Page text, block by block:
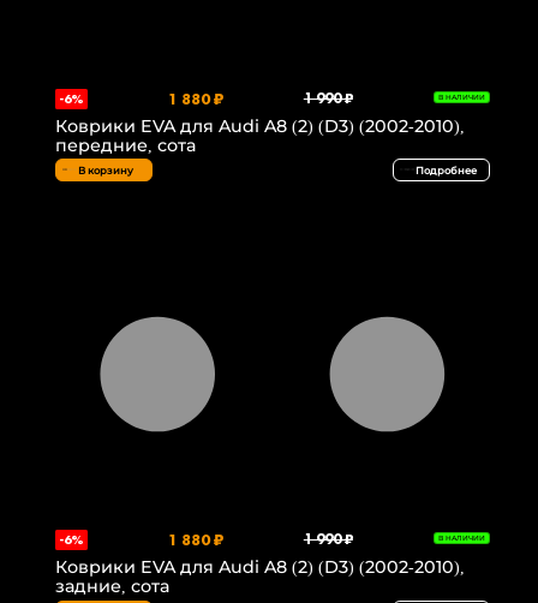
-6% 1 880 ₽ 1 990 ₽ В НАЛИЧИИ
Коврики EVA для Audi A8 (2) (D3) (2002-2010),
передние, сота
В корзину Подробнее
-6% 1 880 ₽ 1 990 ₽ В НАЛИЧИИ
Коврики EVA для Audi A8 (2) (D3) (2002-2010),
задние, сота